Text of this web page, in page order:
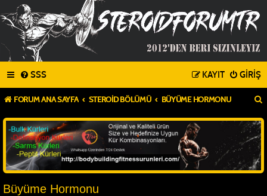
SSS GIRIŞ
KAYIT
FORUM ANA SAYFA STEROID BÖLÜMÜ BÜYÜME HORMONU
Büyüme Hormonu